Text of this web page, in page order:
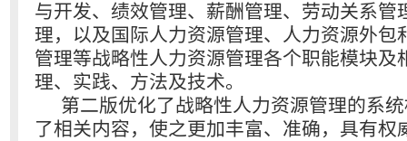
与开发、绩效管理、薪酬管理、劳动关系管
理，以及国际人力资源管理、人力资源外包
管理等战略性人力资源管理各个职能模块及
理、实践、方法及技术。
第二版优化了战略性人力资源管理的系
了相关内容，使之更加丰富、准确，具有权